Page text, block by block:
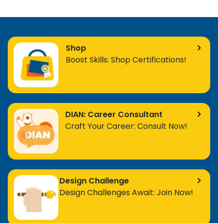
Shop
Boost Skills: Shop Certifications!
DIAN: Career Consultant
Craft Your Career: Consult Now!
Design Challenge
Design Challenges Await: Join Now!